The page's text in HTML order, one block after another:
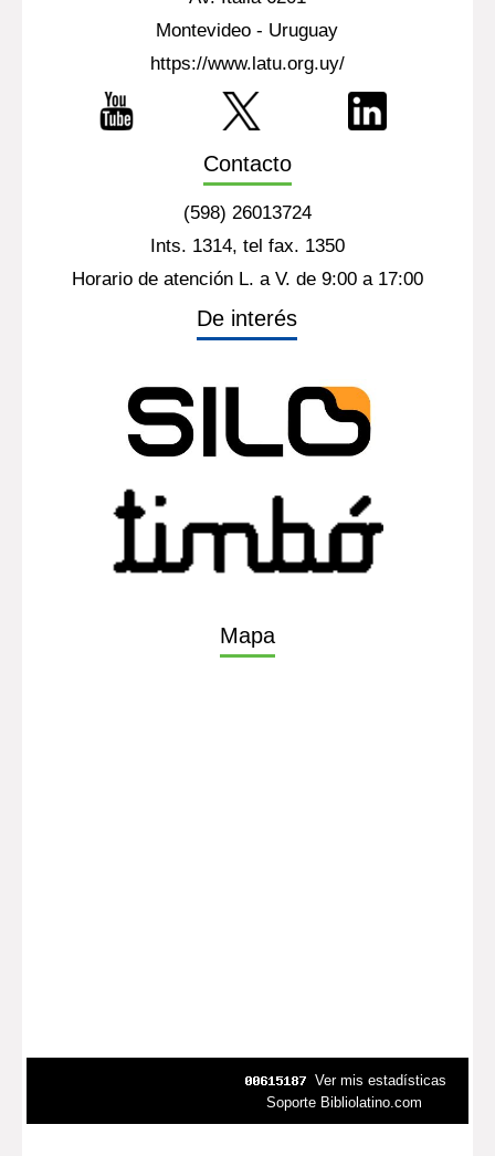
Montevideo - Uruguay
https://www.latu.org.uy/
Contacto
(598) 26013724
Ints. 1314, tel fax. 1350
Horario de atención L. a V. de 9:00 a 17:00
De interés
Mapa
Ver mis estadísticas
Soporte Bibliolatino.com